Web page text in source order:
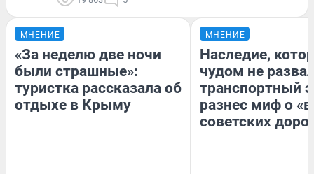
МНЕНИЕ
«За неделю две ночи
были страшные»:
туристка рассказала об
отдыхе в Крыму
МНЕНИЕ
Наследие,
чудом не
транспортный
разнес миф о
советских